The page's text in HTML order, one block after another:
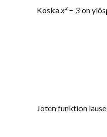
Koskax²– 3on
Joten funktion